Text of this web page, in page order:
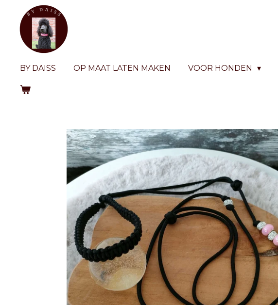
direct
hoofdinhoud
BY DAISS OP MAAT LATEN MAKEN VOOR HONDEN